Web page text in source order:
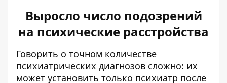
Выросло число подозрений
на психические расстройства
Говорить о точном количестве
психиатрических диагнозов сложно: их
может установить только психиатр после